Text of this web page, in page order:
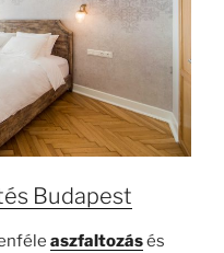
Budapest
aszfaltozásés